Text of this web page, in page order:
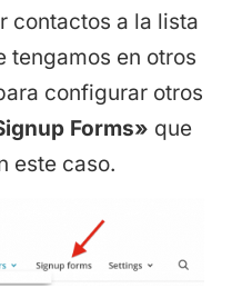
contactos a la lista
tengamos en otros
configurar otros
Forms» que
este caso.